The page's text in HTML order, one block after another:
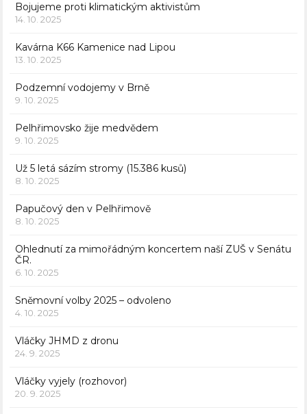
Bojujeme proti klimatickým aktivistům
14. 10. 2025
Kavárna K66 Kamenice nad Lipou
13. 10. 2025
Podzemní vodojemy v Brně
9. 10. 2025
Pelhřimovsko žije medvědem
9. 10. 2025
Už 5 letá sázím stromy (15.386 kusů)
8. 10. 2025
Papučový den v Pelhřimově
8. 10. 2025
Ohlednutí za mimořádným koncertem naší ZUŠ v Senátu
ČR.
6. 10. 2025
Sněmovní volby 2025 – odvoleno
4. 10. 2025
Vláčky JHMD z dronu
24. 9. 2025
Vláčky vyjely (rozhovor)
20. 9. 2025